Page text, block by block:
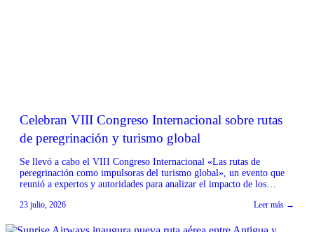
Celebran VIII Congreso Internacional sobre rutas
de peregrinación y turismo global
Se llevó a cabo el VIII Congreso Internacional «Las rutas de
peregrinación como impulsoras del turismo global», un evento que
reunió a expertos y autoridades para analizar el impacto de los
contó con la colaboración de instituciones como la Diputación de A
23 julio, 2026 Leer más →